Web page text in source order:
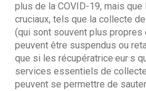
plus de la COVID-19, mais
cruciaux, tels que la collecte
(qui sont souvent plus propres
peuvent être suspendus ou
que si les récupératrice·eur·s
services essentiels de
peuvent se permettre de